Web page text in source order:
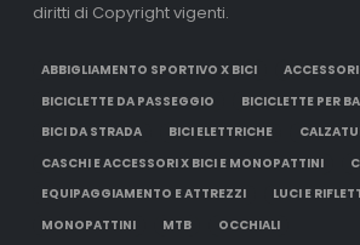
diritti di Copyright vigenti.
ABBIGLIAMENTO SPORTIVO X BICI
BICICLETTE DA PASSEGGIO
BICICLETTE PER
BICI DA STRADA
BICI ELETTRICHE
CASCHI E ACCESSORI X BICI E MONOPATTINI
EQUIPAGGIAMENTO E ATTREZZI
LUCI E
MONOPATTINI
MTB
OCCHIALI